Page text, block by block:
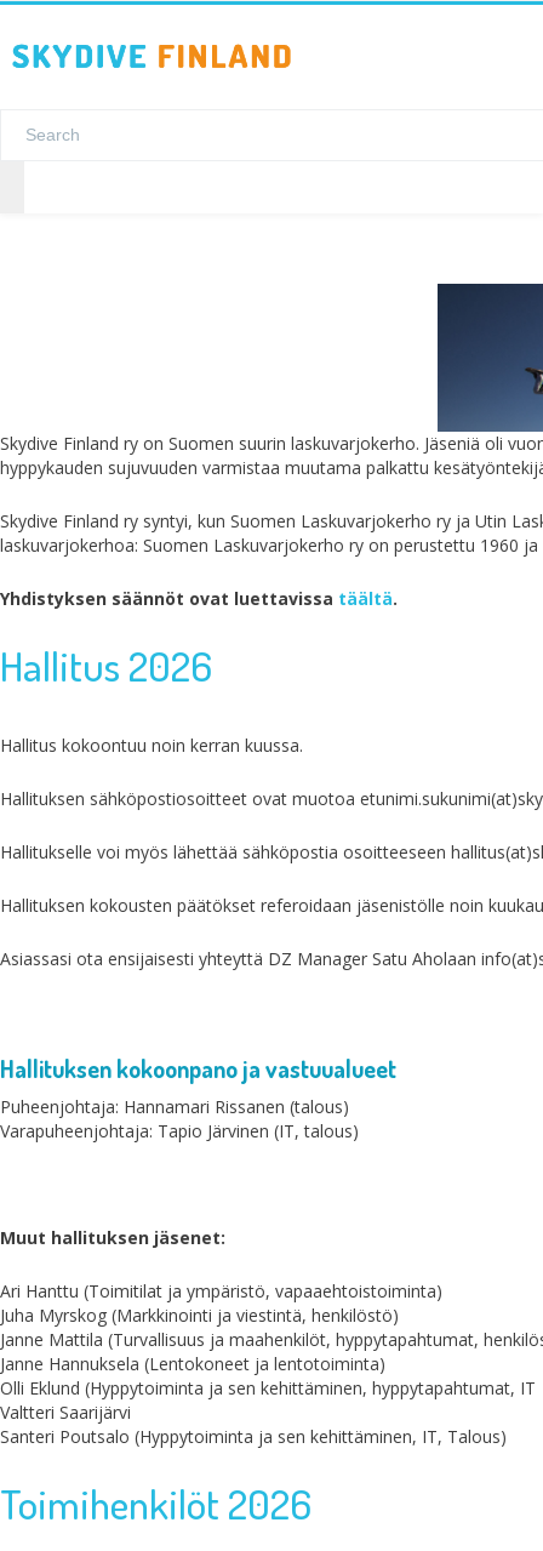
Skydive Finland ry on Suomen suurin laskuvarjokerho. Jäseniä oli
hyppykauden sujuvuuden varmistaa muutama palkattu
Skydive Finland ry syntyi, kun Suomen Laskuvarjokerho ry ja Utin
laskuvarjokerhoa: Suomen Laskuvarjokerho ry on perustettu 1960
Yhdistyksen säännöt ovat luettavissa täältä.
Hallitus 2026
Hallitus kokoontuu noin kerran kuussa.
Hallituksen sähköpostiosoitteet ovat muotoa
Hallitukselle voi myös lähettää sähköpostia osoitteeseen
Hallituksen kokousten päätökset referoidaan jäsenistölle noin
Asiassasi ota ensijaisesti yhteyttä DZ Manager Satu Aholaan
Hallituksen kokoonpano ja vastuualueet
Puheenjohtaja: Hannamari Rissanen (talous)
Varapuheenjohtaja: Tapio Järvinen (IT, talous)
Muut hallituksen jäsenet:
Ari Hanttu (Toimitilat ja ympäristö, vapaaehtoistoiminta)
Juha Myrskog (Markkinointi ja viestintä, henkilöstö)
Janne Mattila (Turvallisuus ja maahenkilöt, hyppytapahtumat,
Janne Hannuksela (Lentokoneet ja lentotoiminta)
Olli Eklund (Hyppytoiminta ja sen kehittäminen, hyppytapahtumat, IT
Valtteri Saarijärvi
Santeri Poutsalo (Hyppytoiminta ja sen kehittäminen, IT, Talous)
Toimihenkilöt 2026